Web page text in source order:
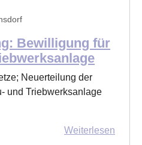
Bewilligung für
Neuerteilung der
und Triebwerksanlage
Weiterlesen